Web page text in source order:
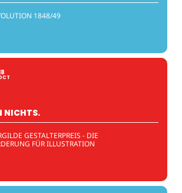
1848/49
NICHTS.
GESTALTERPREIS - DIE
FÜR ILLUSTRATION